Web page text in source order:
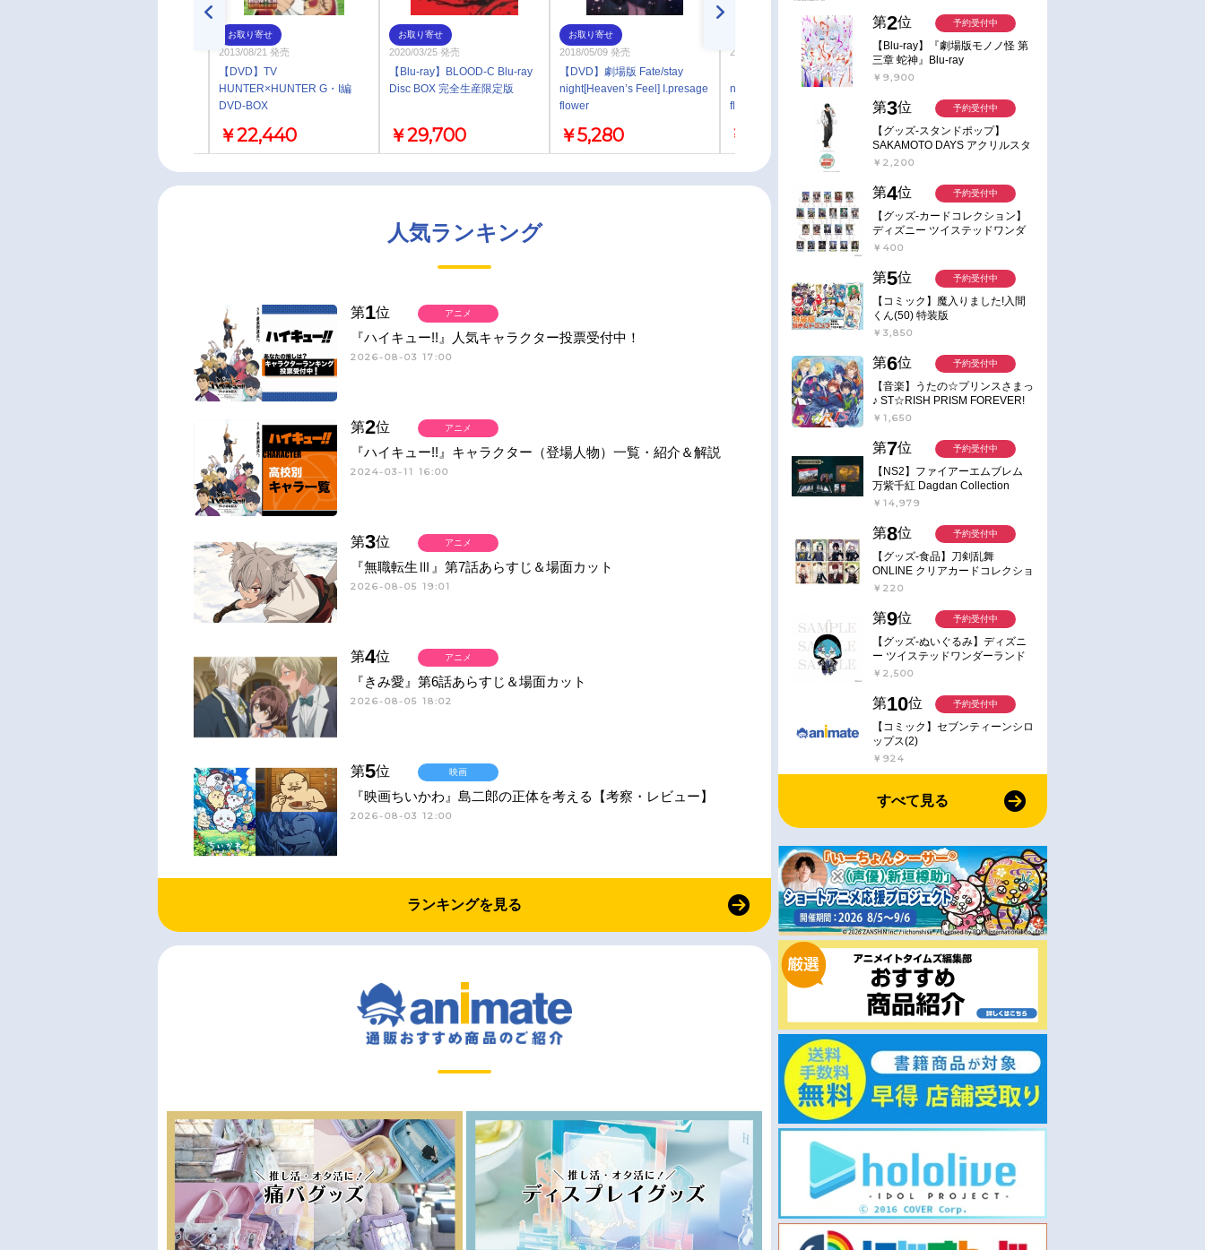
お取り寄せ
2013/08/21 発売
【DVD】TV
HUNTER×HUNTER G・I編
DVD-BOX
￥22,440
お取り寄せ
2020/03/25 発売
【Blu-ray】BLOOD-C Blu-ray
Disc BOX 完全生産限定版
￥29,700
お取り寄せ
2018/05/09 発売
【DVD】劇場版 Fate/stay
night[Heaven’s Feel] I.presage
flower
￥5,280
2018/05/09 発売
【Blu-ray】劇場版 Fate/stay
night[Heaven’s Feel] I.presage
flower 通常版
￥6,380
2018/05/09 発売
【Blu-ray】劇場版 Fate/stay
flower 完全生産限定版
￥10,450
人気ランキング
第1位
『ハイキュー!!』人気キャラクター投票受付中！
2026-08-03 17:00
アニメ
第2位
『ハイキュー!!』キャラクター（登場人物）一覧・紹介＆解説
2024-03-11 16:00
アニメ
第3位
『無職転生Ⅲ』第7話あらすじ＆場面カット
2026-08-05 19:01
アニメ
第4位
『きみ愛』第6話あらすじ＆場面カット
2026-08-05 18:02
アニメ
第5位
『映画ちいかわ』島二郎の正体を考える【考察・レビュー】
2026-08-03 12:00
映画
ランキングを見る
第2位
【Blu-ray】『劇場版モノノ怪 第
三章 蛇神』Blu-ray
￥9,900
予約受付中
第3位
【グッズ-スタンドポップ】
SAKAMOTO DAYS アクリルスタ
ンド～Sunny Afternoon～ 4.南雲
￥2,200
予約受付中
第4位
【グッズ-カードコレクション】
ディズニー ツイステッドワンダ
ーランド ランダムカードコレク
￥400
予約受付中
第5位
【コミック】魔入りました!入間
くん(50) 特装版
￥3,850
予約受付中
第6位
【音楽】うたの☆プリンスさまっ
♪ ST☆RISH PRISM FOREVER!
￥1,650
予約受付中
第7位
【NS2】ファイアーエムブレム
万紫千紅 Dagdan Collection
￥14,979
予約受付中
第8位
【グッズ-食品】刀剣乱舞
ONLINE クリアカードコレクショ
ンガム
￥220
予約受付中
第9位
【グッズ-ぬいぐるみ】ディズニ
ー ツイステッドワンダーランド
ミニミニぬいぐるみ(クラブ・ウ
￥2,500
予約受付中
第10位
【コミック】セブンティーンシロ
ップス(2)
￥924
予約受付中
すべて見る